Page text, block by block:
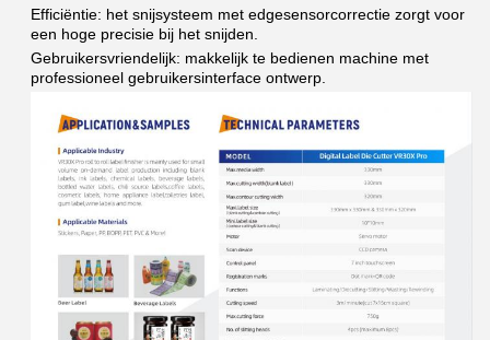
Efficiëntie: het snijsysteem met edgesensorcorrectie zorgt voor
een hoge precisie bij het snijden.
Gebruikersvriendelijk: makkelijk te bedienen machine met
professioneel gebruikersinterface ontwerp.